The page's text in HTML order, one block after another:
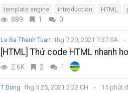
template engine introduction HTML
889 1 0
Le Ba Thanh Tuan thg 7 20, 2021 7:37 SA
[HTML] Thử code HTML nhanh
2.6K 2 1
T Dung thg 5 25, 2021 2:22 CH 15 phút